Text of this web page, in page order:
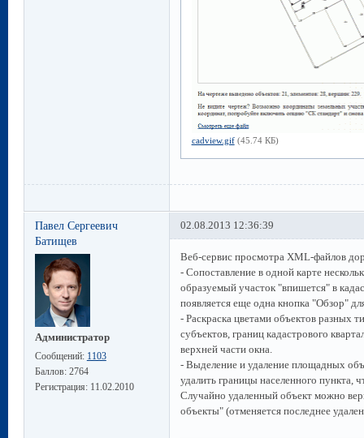
cadview.gif (45.74 КБ)
Павел Сергеевич
Батищев
Администратор
Сообщений: 1103
Баллов: 2764
Регистрация: 11.02.2010
02.08.2013 12:36:39
Веб-сервис просмотра XML-файлов
- Сопоставление в одной карте
образуемый участок "впишется" в
появляется еще одна кнопка "Обзор"
- Раскраска цветами объектов разных
субъектов, границ кадастрового
верхней части окна.
- Выделение и удаление площадных
удалить границы населенного пункта,
Случайно удаленный объект можно
объекты" (отменяется последнее